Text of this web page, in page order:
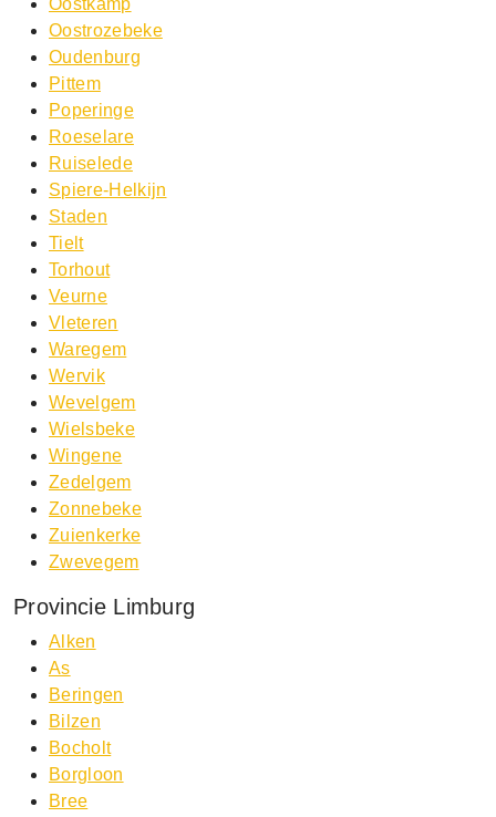
Oostkamp
Oostrozebeke
Oudenburg
Pittem
Poperinge
Roeselare
Ruiselede
Spiere-Helkijn
Staden
Tielt
Torhout
Veurne
Vleteren
Waregem
Wervik
Wevelgem
Wielsbeke
Wingene
Zedelgem
Zonnebeke
Zuienkerke
Zwevegem
Provincie Limburg
Alken
As
Beringen
Bilzen
Bocholt
Borgloon
Bree